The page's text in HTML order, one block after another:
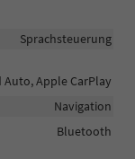
Sprachsteuerung
Apple CarPlay
Navigation
Bluetooth